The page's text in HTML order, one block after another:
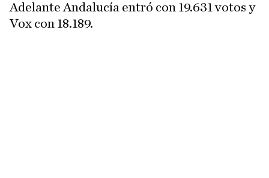
Adelante Andalucía entró con 19.631 votos y
Vox con 18.189.